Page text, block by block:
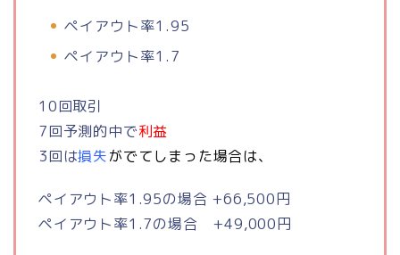
ペイアウト率1.95
ペイアウト率1.7
10回取引
7回予測的中で利益
3回は損失がでてしまった場合は、
ペイアウト率1.95の場合 +66,500円
ペイアウト率1.7の場合 +49,000円